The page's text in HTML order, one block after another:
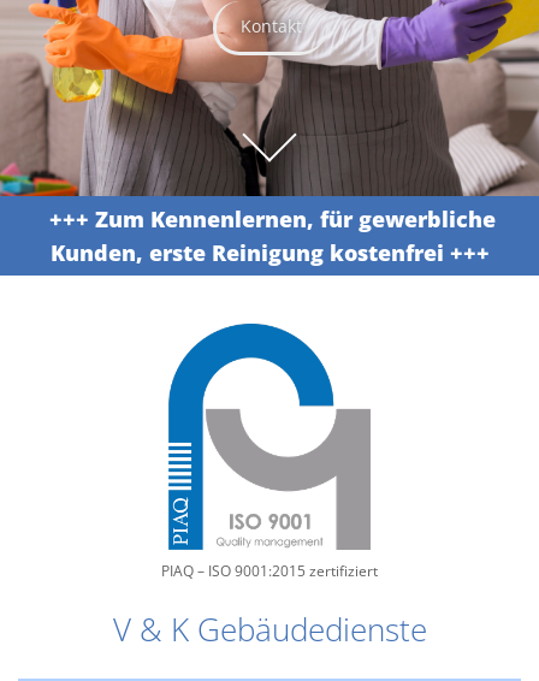
Kontakt
+++ Zum Kennenlernen, für gewerbliche
Kunden, erste Reinigung kostenfrei +++
PIAQ – ISO 9001:2015 zertifiziert
V & K Gebäudedienste